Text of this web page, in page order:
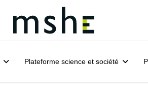
Plateforme science et société